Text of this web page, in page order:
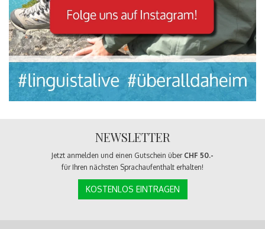
NEWSLETTER
Jetzt anmelden und einen Gutschein über CHF 50.-
für Ihren nächsten Sprachaufenthalt erhalten!
KOSTENLOS EINTRAGEN